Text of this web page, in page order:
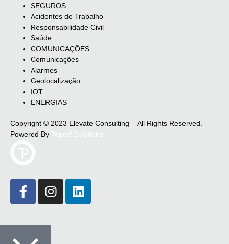
SEGUROS
Acidentes de Trabalho
Responsabilidade Civil
Saúde
COMUNICAÇÕES
Comunicações
Alarmes
Geolocalização
IOT
ENERGIAS
Copyright © 2023 Elevate Consulting – All Rights Reserved.
Powered By